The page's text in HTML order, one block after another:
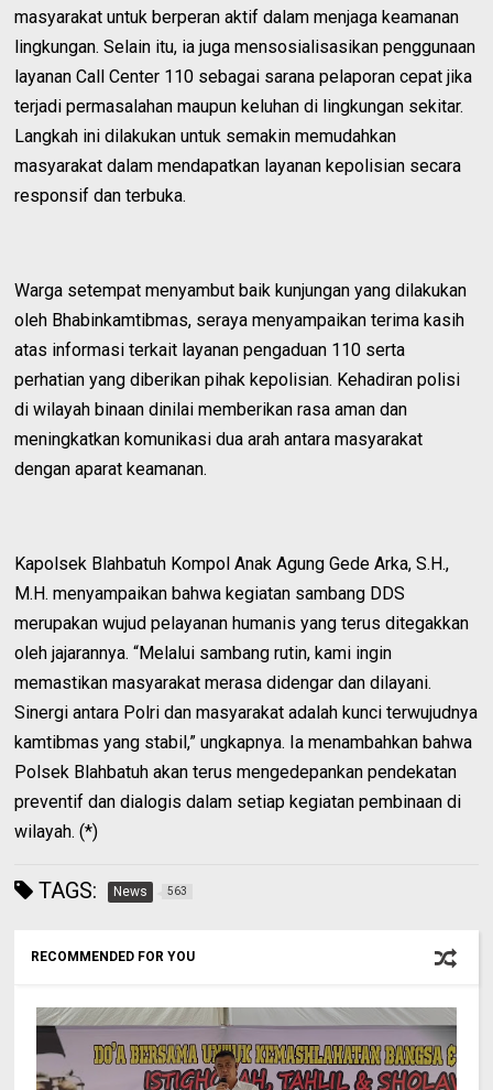
masyarakat untuk berperan aktif dalam menjaga keamanan
lingkungan. Selain itu, ia juga mensosialisasikan penggunaan
layanan Call Center 110 sebagai sarana pelaporan cepat jika
terjadi permasalahan maupun keluhan di lingkungan sekitar.
Langkah ini dilakukan untuk semakin memudahkan
masyarakat dalam mendapatkan layanan kepolisian secara
responsif dan terbuka.
Warga setempat menyambut baik kunjungan yang dilakukan
oleh Bhabinkamtibmas, seraya menyampaikan terima kasih
atas informasi terkait layanan pengaduan 110 serta
perhatian yang diberikan pihak kepolisian. Kehadiran polisi
di wilayah binaan dinilai memberikan rasa aman dan
meningkatkan komunikasi dua arah antara masyarakat
dengan aparat keamanan.
Kapolsek Blahbatuh Kompol Anak Agung Gede Arka, S.H.,
M.H. menyampaikan bahwa kegiatan sambang DDS
merupakan wujud pelayanan humanis yang terus ditegakkan
oleh jajarannya. “Melalui sambang rutin, kami ingin
memastikan masyarakat merasa didengar dan dilayani.
Sinergi antara Polri dan masyarakat adalah kunci terwujudnya
kamtibmas yang stabil,” ungkapnya. Ia menambahkan bahwa
Polsek Blahbatuh akan terus mengedepankan pendekatan
preventif dan dialogis dalam setiap kegiatan pembinaan di
wilayah. (*)
TAGS: News 563
RECOMMENDED FOR YOU